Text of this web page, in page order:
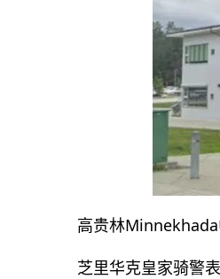
高贵林
芝里华克皇家骑警